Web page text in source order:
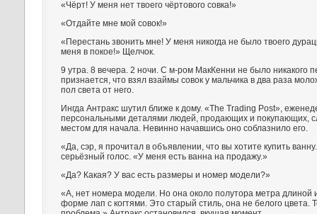
«Чёрт! У меня нет твоего чёртового совка!»
«Отдайте мне мой совок!»
«Перестань звонить мне! У меня никогда не было твоего
меня в покое!» Щелчок.
9 утра. 8 вечера. 2 ночи. С м-ром МакКенни не было никакого
признается, что взял взаймы совок у мальчика в два раза
пол света от него.
Ингда Антракс шутил ближе к дому. «The Trading Post»,
персональными деталями людей, продающих и покупающих,
местом для начала. Невинно начавшись оно соблазнило его.
«Да, сэр, я прочитал в объявлении, что вы хотите купить
серьёзный голос. «У меня есть ванна на продажу.»
«Да? Какая? У вас есть размеры и номер модели?»
«А, нет номера модели. Но она около полутора метра длиной
форме лап с когтями. Это старый стиль, она не белого цвета.